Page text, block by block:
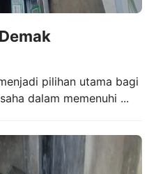
pilihan utama bagi
dalam memenuhi ...